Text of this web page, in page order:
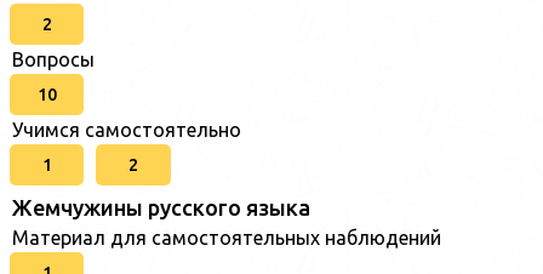
2
Вопросы
10
Учимся самостоятельно
1 2
Жемчужины русского языка
Материал для самостоятельных наблюдений